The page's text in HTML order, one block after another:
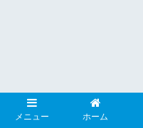
メニュー ホーム